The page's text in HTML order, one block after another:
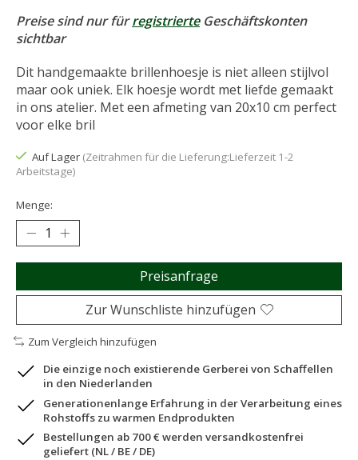
Preise sind nur fürregistrierteGeschäftskonten
sichtbar
Dit handgemaakte brillenhoesje is niet alleen stijlvol
maar ook uniek. Elk hoesje wordt met liefde gemaakt
in ons atelier. Met een afmeting van 20x10 cm perfect
voor elke bril
Auf Lager (Zeitrahmen für die Lieferung:Lieferzeit 1-2
Arbeitstage)
Menge:
Preisanfrage
Zur Wunschliste hinzufügen
Zum Vergleich hinzufügen
Die einzige noch existierende Gerberei von Schaffellen
in den Niederlanden
Generationenlange Erfahrung in der Verarbeitung eines
Rohstoffs zu warmen Endprodukten
Bestellungen ab 700 € werden versandkostenfrei
geliefert (NL / BE / DE)